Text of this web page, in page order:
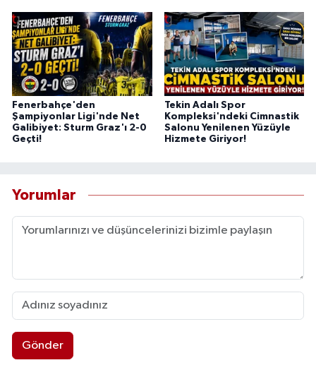
Fenerbahçe'den
Şampiyonlar Ligi'nde Net
Galibiyet: Sturm Graz'ı 2-0
Geçti!
Tekin Adalı Spor
Kompleksi'ndeki Cimnastik
Salonu Yenilenen Yüzüyle
Hizmete Giriyor!
Yorumlar
Gönder